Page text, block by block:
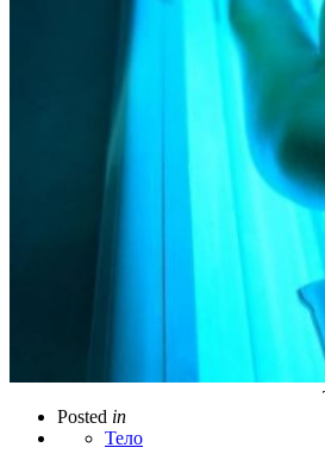
Posted in
Тело